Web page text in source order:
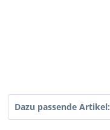
Dazu passende Artikel: